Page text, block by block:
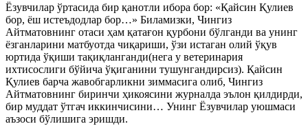
Ёзувчилар ўртасида бир қанотли ибора бор: «Қайсин Қулиев
бор, ёш истеъдодлар бор…» Биламизки, Чингиз
Айтматовнинг отаси ҳам қатағон қурбони бўлганди ва унинг
ёзганларини матбуотда чиқариши, ўзи истаган олий ўқув
юртида ўқиши тақиқланганди(нега у ветеринария
ихтисослиги бўйича ўқиганини тушунгандирсиз). Қайсин
Қулиев барча жавобгарликни зиммасига олиб, Чингиз
Айтматовнинг биринчи ҳикоясини журналда эълон қилдирди,
бир муддат ўтгач иккинчисини… Унинг Ёзувчилар уюшмаси
аъзоси бўлишига эришди.